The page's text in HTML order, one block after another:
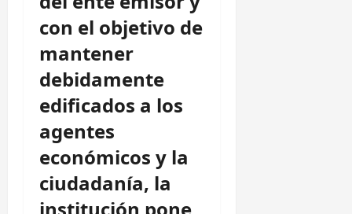
con el objetivo de
mantener
debidamente
edificados a los
agentes
económicos y la
ciudadanía, la